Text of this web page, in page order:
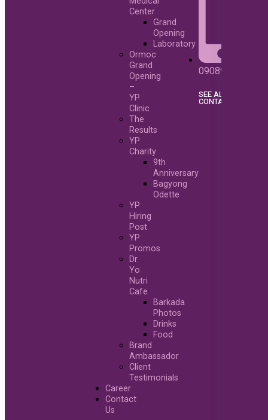
Center
Grand
Opening
Laboratory
Ormoc
Grand
Opening
–
YP
Clinic
The
Results
YP
Charity
9th
Anniversary
Bagyong
Odette
YP
Hiring
Post
YP
Promos
Dr.
Yo
Nutri
Cafe
Barkada
Photos
Drinks
Food
Brand
Ambassador
Client
Testimonials
Career
Contact
Us
09089216757
SEE ALL
CONTACT